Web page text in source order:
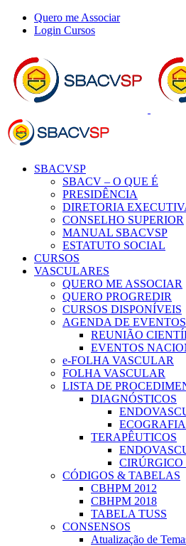
para
conteúdo
Quero me Associar
Login Cursos
SBACVSP
SBACV – O QUE É
PRESIDÊNCIA
DIRETORIA
CONSELHO SUPERIOR
MANUAL SBACVSP
ESTATUTO SOCIAL
CURSOS
VASCULARES
QUERO ME ASSOCIAR
QUERO PROGREDIR
CURSOS DISPONÍVEIS
AGENDA DE EVENTOS
REUNIÃO
EVENTOS
e-FOLHA VASCULAR
FOLHA VASCULAR
LISTA DE
DIAGNÓSTICOS
TERAPÊUTICOS
CÓDIGOS & TABELAS
CBHPM 2012
CBHPM 2018
TABELA TUSS
CONSENSOS
Atualização de